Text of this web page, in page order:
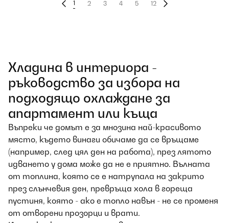
1 2 3 4 5 12
Хладина в интериора -
ръководство за избора на
подходящо охлаждане за
апартамент или къща
Въпреки че домът е за мнозина най-красивото
място, където винаги обичаме да се връщаме
(например, след цял ден на работа), през лятото
идването у дома може да не е приятно. Вълната
от топлина, която се е натрупала на закрито
през слънчевия ден, превръща хола в гореща
пустиня, която - ако е топло навън - не се променя
от отворени прозорци и врати.